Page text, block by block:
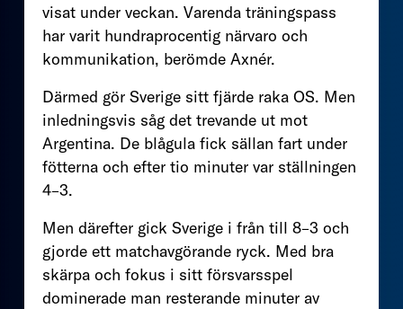
visat under veckan. Varenda träningspass
har varit hundraprocentig närvaro och
kommunikation, berömde Axnér.
Därmed gör Sverige sitt fjärde raka OS. Men
inledningsvis såg det trevande ut mot
Argentina. De blågula fick sällan fart under
fötterna och efter tio minuter var ställningen
4–3.
Men därefter gick Sverige i från till 8–3 och
gjorde ett matchavgörande ryck. Med bra
skärpa och fokus i sitt försvarsspel
dominerade man resterande minuter av